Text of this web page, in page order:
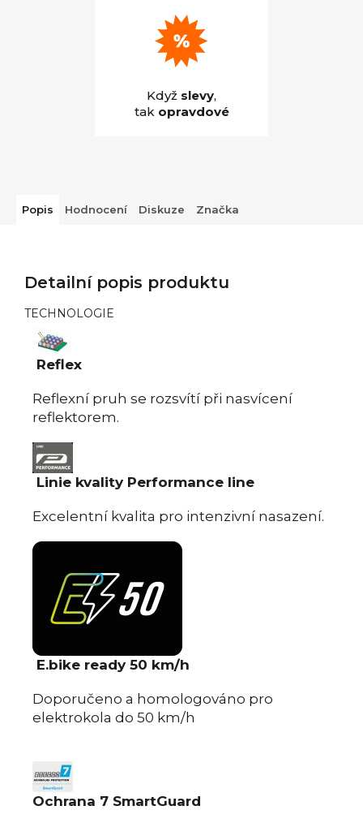
Když slevy,
tak opravdové
Popis Hodnocení Diskuze Značka
Detailní popis produktu
TECHNOLOGIE
Reflex
Reflexní pruh se rozsvítí při nasvícení
reflektorem.
Linie kvality Performance line
Excelentní kvalita pro intenzivní nasazení.
E.bike ready 50 km/h
Doporučeno a homologováno pro
elektrokola do 50 km/h
Ochrana 7 SmartGuard